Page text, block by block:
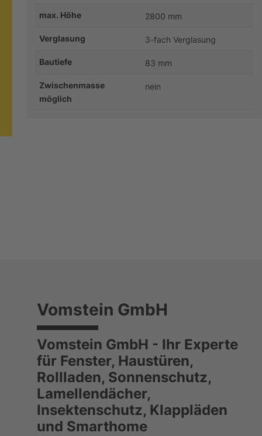
max. Höhe 2800 mm
Verglasung 3-fach Verglasung
Bautiefe 83 mm
Zwischenmasse
möglich
nein
Vomstein GmbH
Vomstein GmbH - Ihr Experte
für Fenster, Haustüren,
Rollladen, Sonnenschutz,
Lamellendächer,
Insektenschutz, Klappläden
und Smarthome